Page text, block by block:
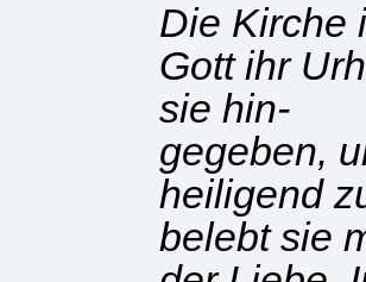
Die Kirche
Gott ihr
sie hin-
gegeben,
heiligend
belebt sie